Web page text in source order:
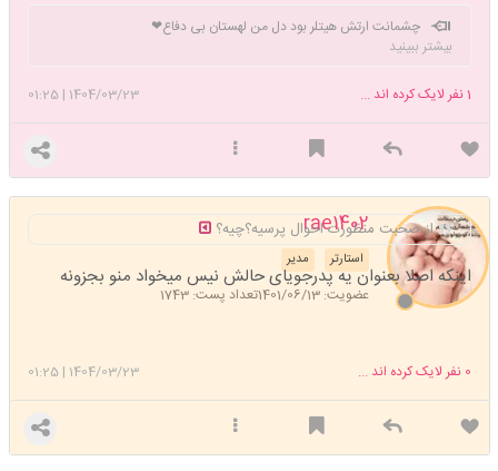
چشمانت ارتش هیتلر بود دل من لهستان بی دفاع❤
بیشتر ببینید
1404/03/23
|
01:25 1نفر لایک کرده اند ...
rae1402
مدیر استارتر
عضویت: 1401/06/13 تعداد پست: 1743
از صحبت منظورت احوال پرسیه؟چیه؟
اینکه اصلا بعنوان یه پدرجویای حالش نیس میخواد منو بجزونه
1404/03/23
|
01:25 0 نفر لایک کرده اند ...